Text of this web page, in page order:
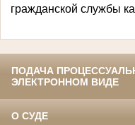
гражданской службы
ПОДАЧА
ЭЛЕКТРОННОМ ВИДЕ
О СУДЕ